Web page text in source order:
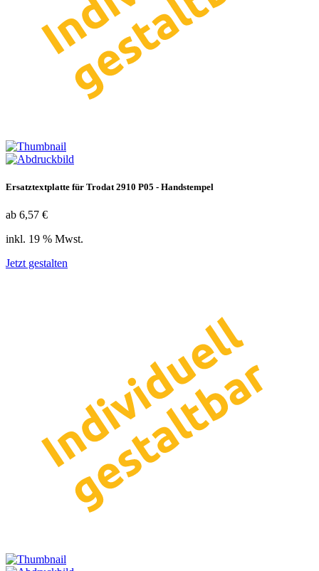
Ersatztextplatte für Trodat 2910 P05 - Handstempel
ab 6,57 €
inkl. 19 % Mwst.
Jetzt gestalten